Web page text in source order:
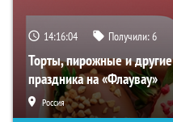
14:16:03 Получили:6
Торты, пирожные и
праздника на «Флаувау»
Россия